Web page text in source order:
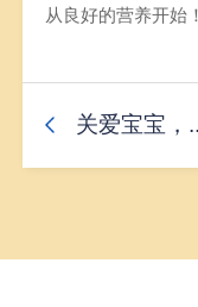
从良好的营养开始！
关爱宝宝，..